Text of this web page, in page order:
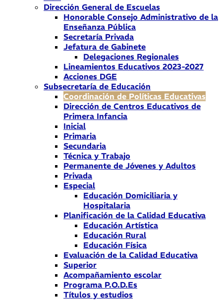
Dirección General de Escuelas
Honorable Consejo Administrativo de la
Enseñanza Pública
Secretaría Privada
Jefatura de Gabinete
Delegaciones Regionales
Lineamientos Educativos 2023-2027
Acciones DGE
Subsecretaría de Educación
Coordinación de Políticas Educativas
Dirección de Centros Educativos de
Primera Infancia
Inicial
Primaria
Secundaria
Técnica y Trabajo
Permanente de Jóvenes y Adultos
Privada
Especial
Educación Domiciliaria y
Hospitalaria
Planificación de la Calidad Educativa
Educación Artística
Educación Rural
Educación Física
Evaluación de la Calidad Educativa
Superior
Acompañamiento escolar
Programa P.O.D.Es
Títulos y estudios